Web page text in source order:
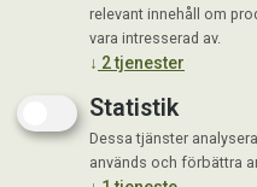
relevant innehåll om
vara intresserad av.
↓ 2tjenester
Statistik
Dessa tjänster
används och förbättra